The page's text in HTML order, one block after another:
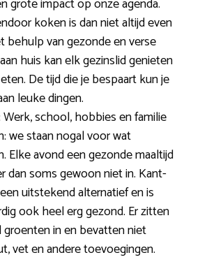
koken is dan niet altijd even
behulp van gezonde en verse
huis kan elk gezinslid genieten
De tijd die je bespaart kun je
leuke dingen.
school, hobbies en familie
we staan nogal voor wat
Elke avond een gezonde maaltijd
dan soms gewoon niet in. Kant-
uitstekend alternatief en is
ook heel erg gezond. Er zitten
in en bevatten niet
vet en andere toevoegingen.